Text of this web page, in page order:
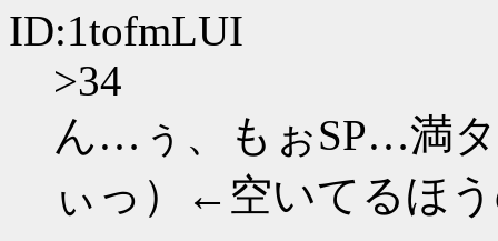
ID:1tofmLUI
>34
ん…ぅ、もぉSP…満
ぃっ）←空いてるほ